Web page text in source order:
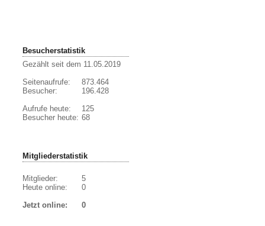
Besucherstatistik
Gezählt seit dem 11.05.2019
Seitenaufrufe:
Besucher:
Aufrufe heute:
Besucher heute:
873.464
196.428
125
68
Mitgliederstatistik
Mitglieder:
Heute online:
5
0
Jetzt online:
0